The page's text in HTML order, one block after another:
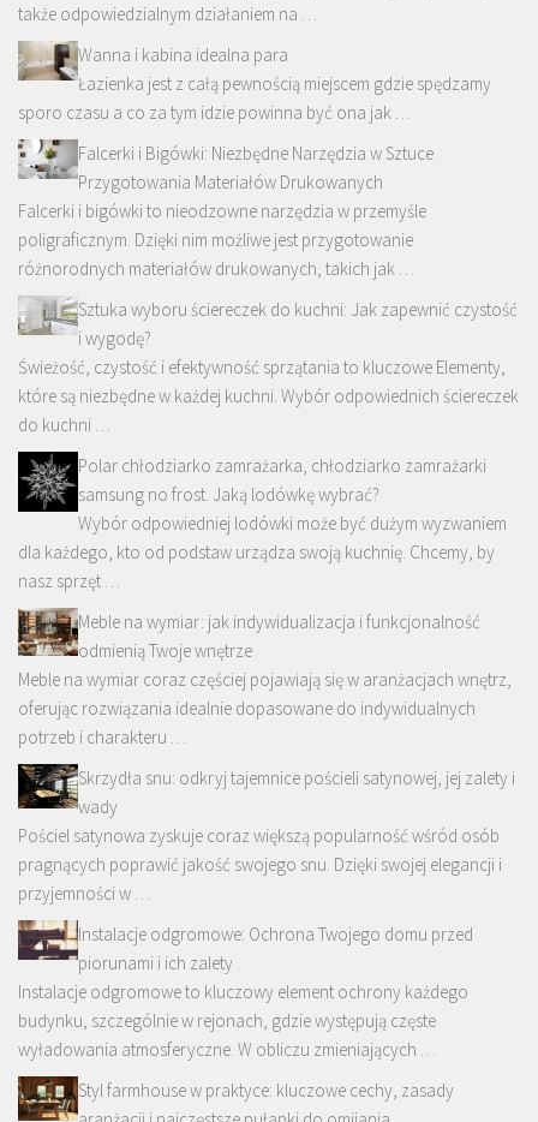
także odpowiedzialnym działaniem na …
Wanna i kabina idealna para
Łazienka jest z całą pewnością miejscem gdzie spędzamy
sporo czasu a co za tym idzie powinna być ona jak …
Falcerki i Bigówki: Niezbędne Narzędzia w Sztuce
Przygotowania Materiałów Drukowanych
Falcerki i bigówki to nieodzowne narzędzia w przemyśle
poligraficznym. Dzięki nim możliwe jest przygotowanie
różnorodnych materiałów drukowanych, takich jak …
Sztuka wyboru ściereczek do kuchni: Jak zapewnić czystość
i wygodę?
Świeżość, czystość i efektywność sprzątania to kluczowe Elementy,
które są niezbędne w każdej kuchni. Wybór odpowiednich ściereczek
do kuchni …
Polar chłodziarko zamrażarka, chłodziarko zamrażarki
samsung no frost. Jaką lodówkę wybrać?
Wybór odpowiedniej lodówki może być dużym wyzwaniem
dla każdego, kto od podstaw urządza swoją kuchnię. Chcemy, by
nasz sprzęt …
Meble na wymiar: jak indywidualizacja i funkcjonalność
odmienią Twoje wnętrze
Meble na wymiar coraz częściej pojawiają się w aranżacjach wnętrz,
oferując rozwiązania idealnie dopasowane do indywidualnych
potrzeb i charakteru …
Skrzydła snu: odkryj tajemnice pościeli satynowej, jej zalety i
wady
Pościel satynowa zyskuje coraz większą popularność wśród osób
pragnących poprawić jakość swojego snu. Dzięki swojej elegancji i
przyjemności w …
Instalacje odgromowe: Ochrona Twojego domu przed
piorunami i ich zalety
Instalacje odgromowe to kluczowy element ochrony każdego
budynku, szczególnie w rejonach, gdzie występują częste
wyładowania atmosferyczne. W obliczu zmieniających …
Styl farmhouse w praktyce: kluczowe cechy, zasady